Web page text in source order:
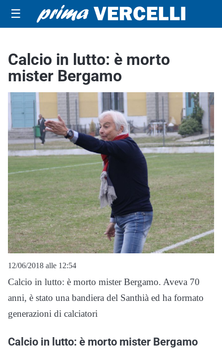
☰
Calcio in lutto: è morto
mister Bergamo
12/06/2018 alle 12:54
Calcio in lutto: è morto mister Bergamo. Aveva 70
anni, è stato una bandiera del Santhià ed ha formato
generazioni di calciatori
Calcio in lutto: è morto mister Bergamo